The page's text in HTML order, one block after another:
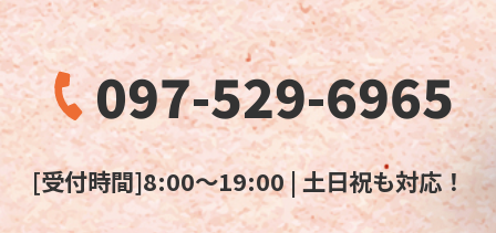
097-529-6965
[受付時間]8:00～19:00 | 土日祝も対応！